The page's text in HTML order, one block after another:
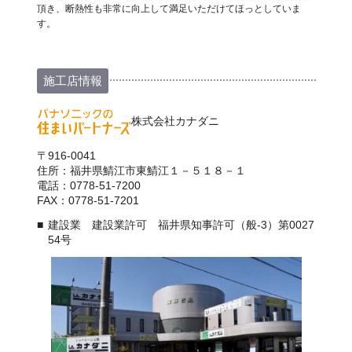
頂き、断熱性も非常に向上して満足いただけてほっとしていま
す。
施工店情報
株式会社カナダニ
〒916-0041
住所：福井県鯖江市東鯖江１－５１８－１
電話：0778-51-7200
FAX：0778-51-7201
建設業 建設業許可 福井県知事許可（般-3）第0027
54号